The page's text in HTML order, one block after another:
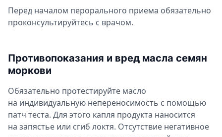
Перед началом перорального приема обязательно
проконсультируйтесь с врачом.
Противопоказания и вред масла семян
моркови
Обязательно протестируйте масло
на индивидуальную непереносимость с помощью
патч теста. Для этого капля продукта наносится
на запястье или сгиб локтя. Отсутствие негативное